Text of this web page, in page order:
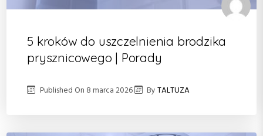
5 kroków do uszczelnienia brodzika
prysznicowego | Porady
Published On 8 marca 2026 ByTALTUZA